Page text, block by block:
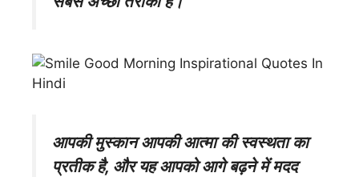
आपकी मुस्कान आपकी आत्मा की स्वस्थता का
प्रतीक है, और यह आपको आगे बढ़ने में मदद